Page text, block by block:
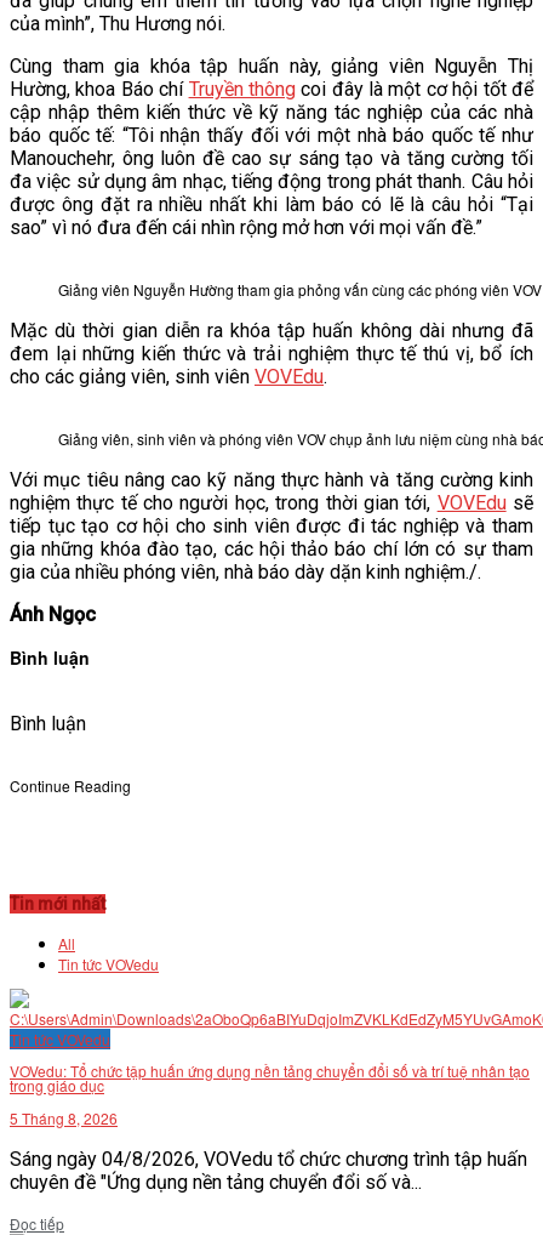
của mình”, Thu Hương nói.
Cùng tham gia khóa tập huấn này, giảng viên Nguyễn Thị
Hường, khoa Báo chí Truyền thôngcoi đây là một cơ hội tốt để
cập nhập thêm kiến thức về kỹ năng tác nghiệp của các nhà
báo quốc tế: “Tôi nhận thấy đối với một nhà báo quốc tế như
Manouchehr, ông luôn đề cao sự sáng tạo và tăng cường tối
đa việc sử dụng âm nhạc, tiếng động trong phát thanh. Câu hỏi
được ông đặt ra nhiều nhất khi làm báo có lẽ là câu hỏi “Tại
sao” vì nó đưa đến cái nhìn rộng mở hơn với mọi vấn đề.”
Giảng viên Nguyễn Hường tham gia phỏng vấn cùng các phóng viên VOV
Mặc dù thời gian diễn ra khóa tập huấn không dài nhưng đã
đem lại những kiến thức và trải nghiệm thực tế thú vị, bổ ích
cho các giảng viên, sinh viên VOVEdu.
Giảng viên, sinh viên và phóng viên VOV chụp ảnh lưu niệm cùng nhà
Với mục tiêu nâng cao kỹ năng thực hành và tăng cường kinh
nghiệm thực tế cho người học, trong thời gian tới, VOVEdusẽ
tiếp tục tạo cơ hội cho sinh viên được đi tác nghiệp và tham
gia những khóa đào tạo, các hội thảo báo chí lớn có sự tham
gia của nhiều phóng viên, nhà báo dày dặn kinh nghiệm./.
Ánh Ngọc
Bình luận
Bình luận
Continue Reading
Tin mới nhất
All
Tin tức VOVedu
Tin tức VOVedu
VOVedu: Tổ chức tập huấn ứng dụng nền tảng chuyển đổi số và trí tuệ nhân tạo
trong giáo dục
5 Tháng 8, 2026
Sáng ngày 04/8/2026, VOVedu tổ chức chương trình tập huấn
chuyên đề "Ứng dụng nền tảng chuyển đổi số và...
Đọc tiếpDetails